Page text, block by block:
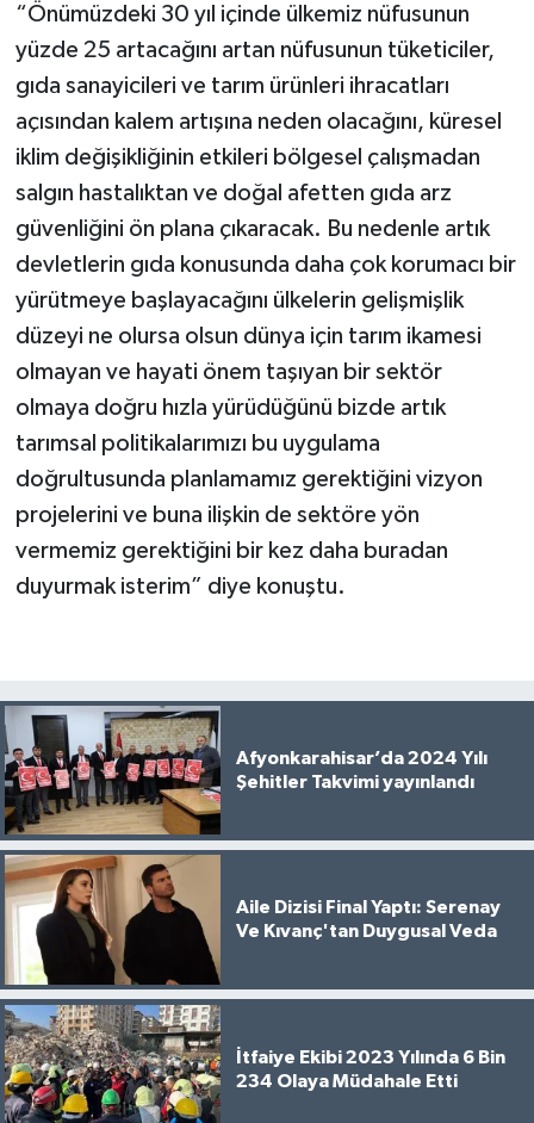
“Önümüzdeki 30 yıl içinde ülkemiz nüfusunun
yüzde 25 artacağını artan nüfusunun tüketiciler,
gıda sanayicileri ve tarım ürünleri ihracatları
açısından kalem artışına neden olacağını, küresel
iklim değişikliğinin etkileri bölgesel çalışmadan
salgın hastalıktan ve doğal afetten gıda arz
güvenliğini ön plana çıkaracak. Bu nedenle artık
devletlerin gıda konusunda daha çok korumacı bir
yürütmeye başlayacağını ülkelerin gelişmişlik
düzeyi ne olursa olsun dünya için tarım ikamesi
olmayan ve hayati önem taşıyan bir sektör
olmaya doğru hızla yürüdüğünü bizde artık
tarımsal politikalarımızı bu uygulama
doğrultusunda planlamamız gerektiğini vizyon
projelerini ve buna ilişkin de sektöre yön
vermemiz gerektiğini bir kez daha buradan
duyurmak isterim” diye konuştu.
Afyonkarahisar’da 2024 Yılı
Şehitler Takvimi yayınlandı
Aile Dizisi Final Yaptı: Serenay
Ve Kıvanç'tan Duygusal Veda
İtfaiye Ekibi 2023 Yılında 6 Bin
234 Olaya Müdahale Etti